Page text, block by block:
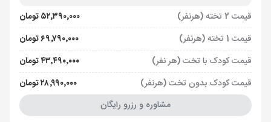
قیمت 2 تخته (هرنفر)
۵۲٬۳۹۰٬۰۰۰ تومان
قیمت 1 تخته (هرنفر)
۶۹٬۷۹۰٬۰۰۰ تومان
قیمت کودک با تخت (هر نفر)
۴۳٬۴۹۰٬۰۰۰ تومان
قیمت کودک بدون تخت (هرنفر)
۲۸٬۹۹۰٬۰۰۰ تومان
مشاوره و رزرو رایگان